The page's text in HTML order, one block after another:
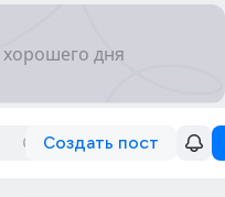
Создать пост